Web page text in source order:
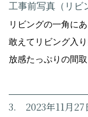
工事前写真（リビ
リビングの一角に
敢えてリビング入
放感たっぷりの間取
3. 2023年11月27